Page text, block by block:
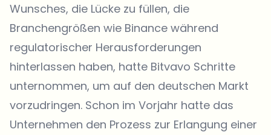
Wunsches, die Lücke zu füllen, die
Branchengrößen wie Binance während
regulatorischer Herausforderungen
hinterlassen haben, hatte Bitvavo Schritte
unternommen, um auf den deutschen Markt
vorzudringen. Schon im Vorjahr hatte das
Unternehmen den Prozess zur Erlangung einer